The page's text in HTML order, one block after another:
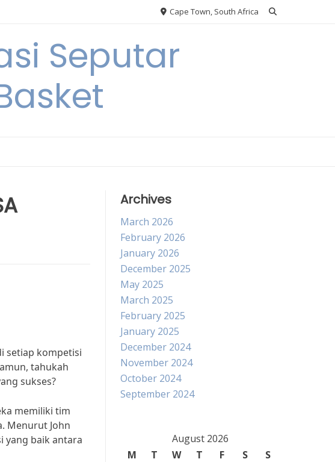
Cape Town, South Africa
Seputar
setiap kompetisi
tahukah
sukses?
memiliki tim
Menurut John
yang baik antara
Archives
March 2026
February 2026
January 2026
December 2025
May 2025
March 2025
February 2025
January 2025
December 2024
November 2024
October 2024
September 2024
August 2026
M
T W T F S
S